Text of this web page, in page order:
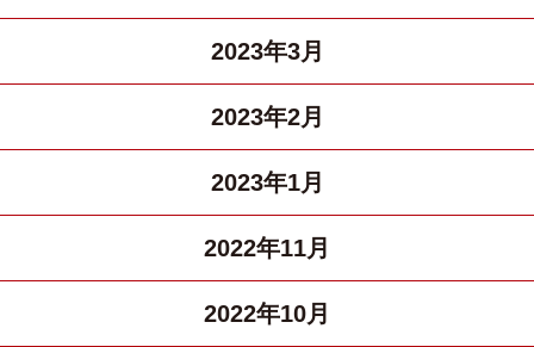
2023年3月
2023年2月
2023年1月
2022年11月
2022年10月